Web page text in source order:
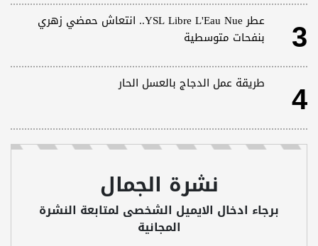
3
عطر YSL Libre L'Eau Nue.. انتعاش حمضي زهري
بنفحات متوسطية
4 طريقة عمل الدجاج بالعسل الحار
نشرة الجمال
برجاء ادخال الايميل الشخصى لمتابعة النشرة
المجانية